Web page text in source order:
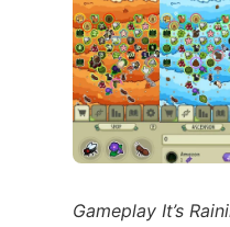
Gameplay It’s